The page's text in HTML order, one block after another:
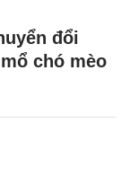
đổi
chó mèo